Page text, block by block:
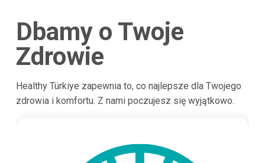
Dbamy o Twoje
Zdrowie
Healthy Türkiye zapewnia to, co najlepsze dla Twojego
zdrowia i komfortu. Z nami poczujesz się wyjątkowo.